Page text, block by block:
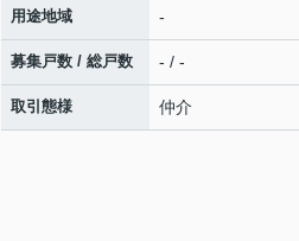
用途地域 -
募集戸数 / 総戸数 - / -
取引態様 仲介